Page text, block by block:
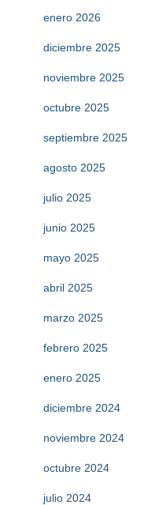
enero 2026
diciembre 2025
noviembre 2025
octubre 2025
septiembre 2025
agosto 2025
julio 2025
junio 2025
mayo 2025
abril 2025
marzo 2025
febrero 2025
enero 2025
diciembre 2024
noviembre 2024
octubre 2024
julio 2024